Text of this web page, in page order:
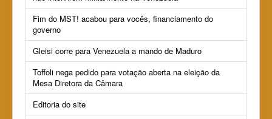
Fim do MST! acabou para vocês, financiamento do
governo
Gleisi corre para Venezuela a mando de Maduro
Toffoli nega pedido para votação aberta na eleição da
Mesa Diretora da Câmara
Editoria do site